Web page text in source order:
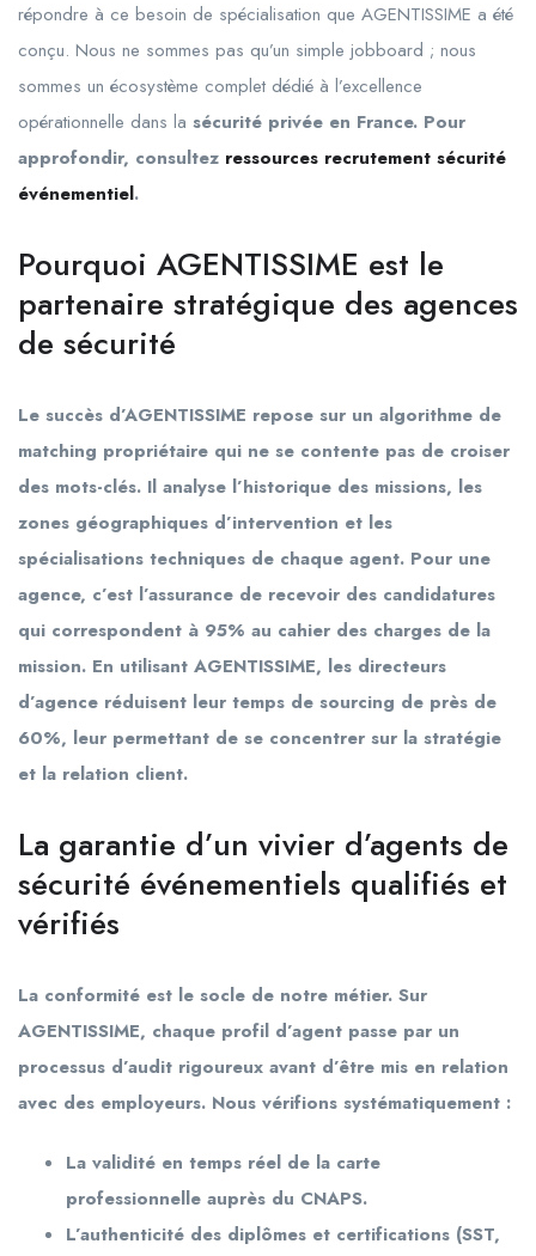
répondre à ce besoin de spécialisation que AGENTISSIME a été
conçu. Nous ne sommes pas qu’un simple jobboard ; nous
sommes un écosystème complet dédié à l’excellence
opérationnelle dans la sécurité privée en France. Pour
approfondir, consultez ressources recrutement sécurité
événementiel.
Pourquoi AGENTISSIME est le
partenaire stratégique des agences
de sécurité
Le succès d’AGENTISSIME repose sur un algorithme de
matching propriétaire qui ne se contente pas de croiser
des mots-clés. Il analyse l’historique des missions, les
zones géographiques d’intervention et les
spécialisations techniques de chaque agent. Pour une
agence, c’est l’assurance de recevoir des candidatures
qui correspondent à 95% au cahier des charges de la
mission. En utilisant AGENTISSIME, les directeurs
d’agence réduisent leur temps de sourcing de près de
60%, leur permettant de se concentrer sur la stratégie
et la relation client.
La garantie d’un vivier d’agents de
sécurité événementiels qualifiés et
vérifiés
La conformité est le socle de notre métier. Sur
AGENTISSIME, chaque profil d’agent passe par un
processus d’audit rigoureux avant d’être mis en relation
avec des employeurs. Nous vérifions systématiquement :
La validité en temps réel de la carte
professionnelle auprès du CNAPS.
L’authenticité des diplômes et certifications (SST,